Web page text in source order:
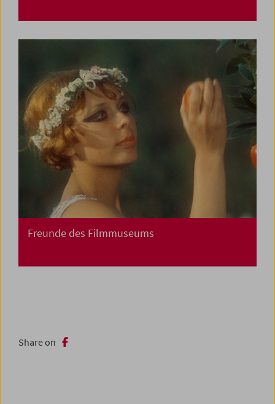
Freunde des Filmmuseums
Share on